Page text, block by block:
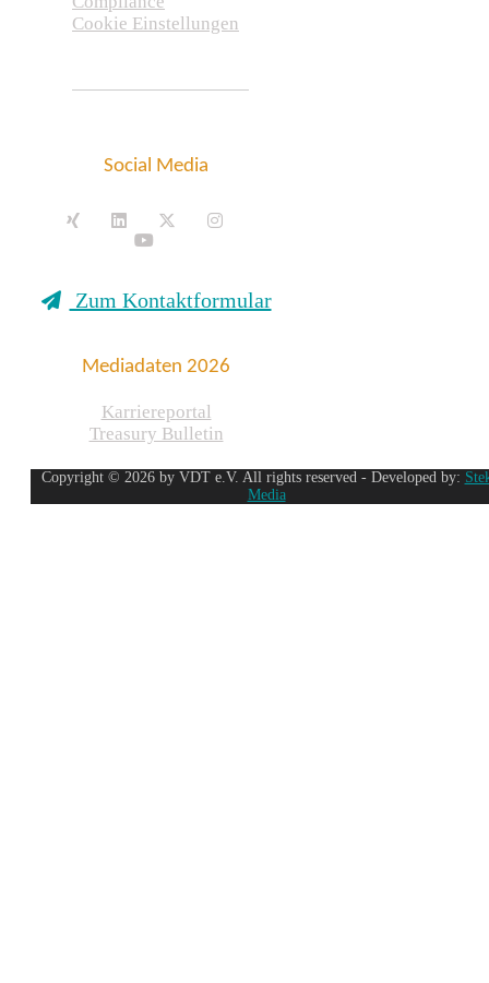
Cookie Einstellungen
Social Media
Zum Kontaktformular
Mediadaten 2026
Karriereportal
Treasury Bulletin
Copyright © 2026 by VDT e.V. All rights reserved - Developed by:
Media